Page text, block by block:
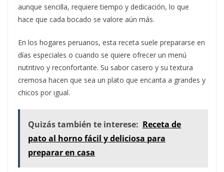
aunque sencilla, requiere tiempo y dedicación, lo que
hace que cada bocado se valore aún más.
En los hogares peruanos, esta receta suele prepararse en
días especiales o cuando se quiere ofrecer un menú
nutritivo y reconfortante. Su sabor casero y su textura
cremosa hacen que sea un plato que encanta a grandes y
chicos por igual.
Quizás también te interese: Receta de
pato al horno fácil y deliciosa para
preparar en casa